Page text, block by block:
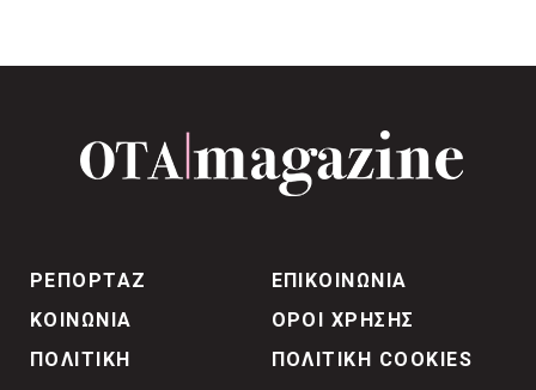
ΡΕΠΟΡΤΑΖ
ΚΟΙΝΩΝΙΑ
ΠΟΛΙΤΙΚΗ
ΕΠΙΚΟΙΝΩΝΙΑ
ΟΡΟΙ ΧΡΗΣΗΣ
ΠΟΛΙΤΙΚΗ COOKIES